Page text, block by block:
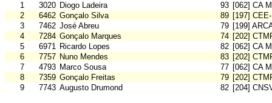
1
3020 Diogo Ladeira 93 [062] CA
2
6462 Gonçalo Silva 89 [197]
3
7462 José Abreu 79 [199]
4
7284 Gonçalo Marques 74 [202]
5
6971 Ricardo Lopes 82 [062] CA
6
7757 Nuno Mendes 83 [202]
7
4793 Marco Sousa 77 [062] CA
8
7359 Gonçalo Freitas 79 [202]
9
7743 Augusto Drumond 82 [204]